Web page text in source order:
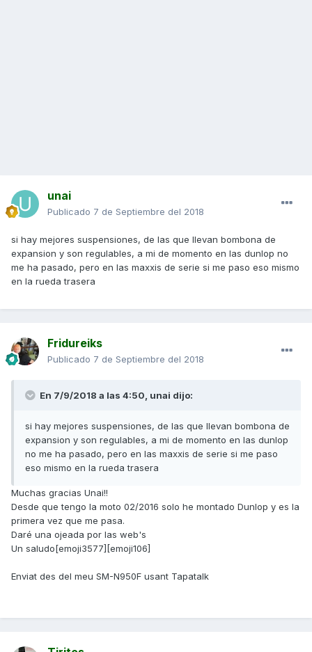
unai
Publicado 7 de Septiembre del 2018
si hay mejores suspensiones, de las que llevan bombona de
expansion y son regulables, a mi de momento en las dunlop no
me ha pasado, pero en las maxxis de serie si me paso eso mismo
en la rueda trasera
Fridureiks
Publicado 7 de Septiembre del 2018
En 7/9/2018 a las 4:50, unai dijo:
si hay mejores suspensiones, de las que llevan bombona de
expansion y son regulables, a mi de momento en las dunlop
no me ha pasado, pero en las maxxis de serie si me paso
eso mismo en la rueda trasera
Muchas gracias Unai!!
Desde que tengo la moto 02/2016 solo he montado Dunlop y es la
primera vez que me pasa.
Daré una ojeada por las web's
Un saludo[emoji3577][emoji106]
Enviat des del meu SM-N950F usant Tapatalk